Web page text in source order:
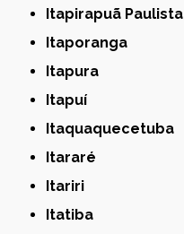
Itapirapuã Paulista
Itaporanga
Itapura
Itapuí
Itaquaquecetuba
Itararé
Itariri
Itatiba